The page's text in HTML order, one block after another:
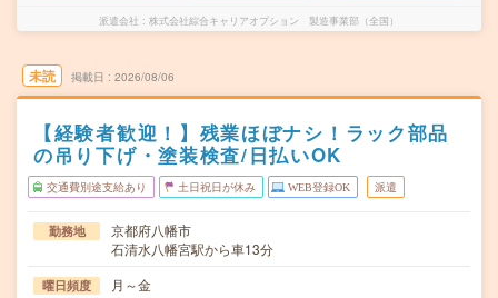
派遣会社 株式会社綜合キャリアオプション 製造事業部（全国）
未読 掲載日 2026/08/06
【経験者歓迎！】残業ほぼナシ！ラック部品
の吊り下げ・塗装検査/日払いOK
交通費別途支給あり 土日祝日が休み WEB登録OK 派遣
勤務地
京都府八幡市
石清水八幡宮駅から車13分
曜日頻度 月～金